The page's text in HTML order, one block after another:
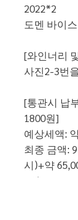
2022*2
도멘 바이
[와인너리
사진2-3번
[통관시 납
1800원]
예상세액:
최종 금액:
시)+약
=약